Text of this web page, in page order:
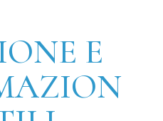
E